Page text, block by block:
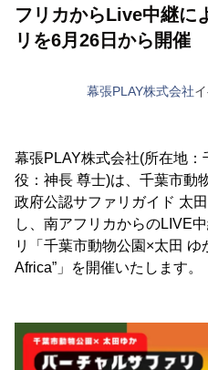
フリカからLive中継に
リを6月26日から開催
幕張PLAY株式会社
幕張PLAY株式会社(所在地
役：神長 尊士)は、千葉市動
政府公認サファリガイド 太
し、南アフリカからのLIVE
リ「千葉市動物公園×太田 ゆ
Africa”」を開催いたします。